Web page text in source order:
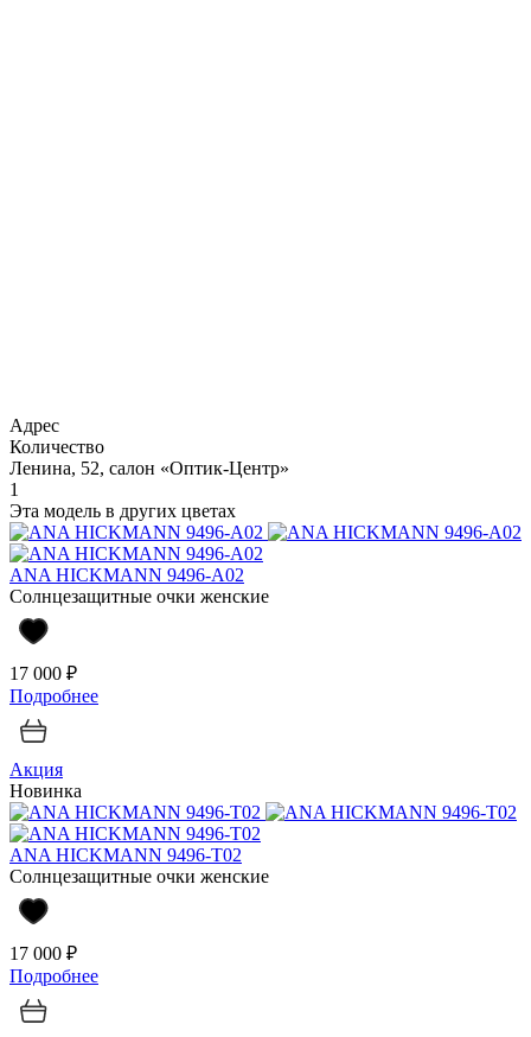
Адрес
Количество
Ленина, 52, салон «Оптик-Центр»
1
Эта модель в других цветах
ANA HICKMANN 9496-A02
Солнцезащитные очки женские
17 000 ₽
Подробнее
Акция
Новинка
ANA HICKMANN 9496-T02
Солнцезащитные очки женские
17 000 ₽
Подробнее